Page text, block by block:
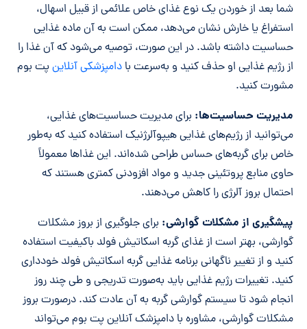
شما بعد از خوردن یک نوع غذای خاص علائمی از قبیل اسهال،
استفراغ یا خارش نشان می‌دهد، ممکن است به آن ماده غذایی
حساسیت داشته باشد. در این صورت، توصیه می‌شود که آن غذا را
از رژیم غذایی او حذف کنید و به‌سرعت با دامپزشکی آنلاینپت بوم
مشورت کنید.
مدیریت حساسیت‌ها: برای مدیریت حساسیت‌های غذایی،
می‌توانید از رژیم‌های غذایی هیپوآلرژنیک استفاده کنید که به‌طور
خاص برای گربه‌های حساس طراحی شده‌اند. این غذاها معمولاً
حاوی منابع پروتئینی جدید و مواد افزودنی کمتری هستند که
احتمال بروز آلرژی را کاهش می‌دهند.
پیشگیری از مشکلات گوارشی: برای جلوگیری از بروز مشکلات
گوارشی، بهتر است از غذای گربه اسکاتیش فولد باکیفیت استفاده
کنید و از تغییر ناگهانی برنامه غذایی گربه اسکاتیش فولد خودداری
کنید. تغییرات رژیم غذایی باید به‌صورت تدریجی و طی چند روز
انجام شود تا سیستم گوارشی گربه به آن عادت کند. در‌صورت بروز
مشکلات گوارشی، مشاوره با دامپزشک آنلاین پت بوم می‌تواند